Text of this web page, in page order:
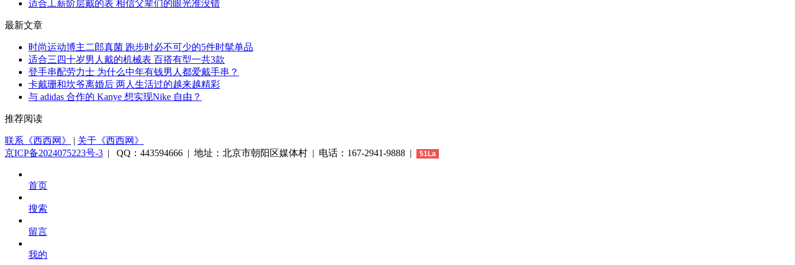
适合工薪阶层戴的表 相信父辈们的眼光准没错
最新文章
时尚运动博主二郎真菌 跑步时必不可少的5件时髦单品
适合三四十岁男人戴的机械表 百搭有型一共3款
登手串配劳力士 为什么中年有钱男人都爱戴手串？
卡戴珊和坎爷离婚后 两人生活过的越来越精彩
与 adidas 合作的 Kanye 想实现Nike 自由？
推荐阅读
联系《西西网》 | 关于《西西网》
京ICP备2024075223号-3 | QQ：443594666 | 地址：北京市朝阳区媒体村 | 电话：167-2941-9888 | 51La
首页
搜索
留言
我的